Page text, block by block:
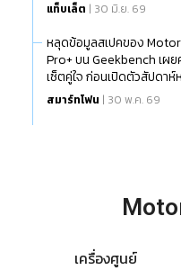
แท็บเล็ต | 30 มิ.ย. 69
หลุดข้อมูลสเปคของ
Pro+ บน Geekbench เผ
เซ็ตคู่ใจ ก่อนเปิดตัวสัปดาห์
สมาร์ทโฟน | 30 พ.ค. 69
เครื่องศูนย์